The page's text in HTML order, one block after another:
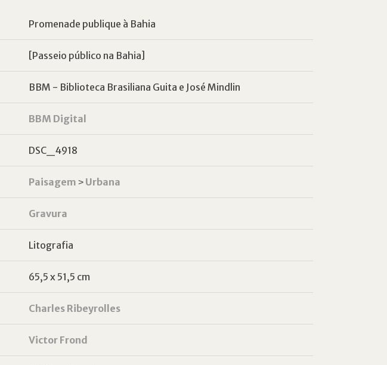
Promenade publique à Bahia
[Passeio público na Bahia]
BBM - Biblioteca Brasiliana Guita e José Mindlin
BBM Digital
DSC_4918
Paisagem ˃ Urbana
Gravura
Litografia
65,5 x 51,5 cm
Charles Ribeyrolles
Victor Frond